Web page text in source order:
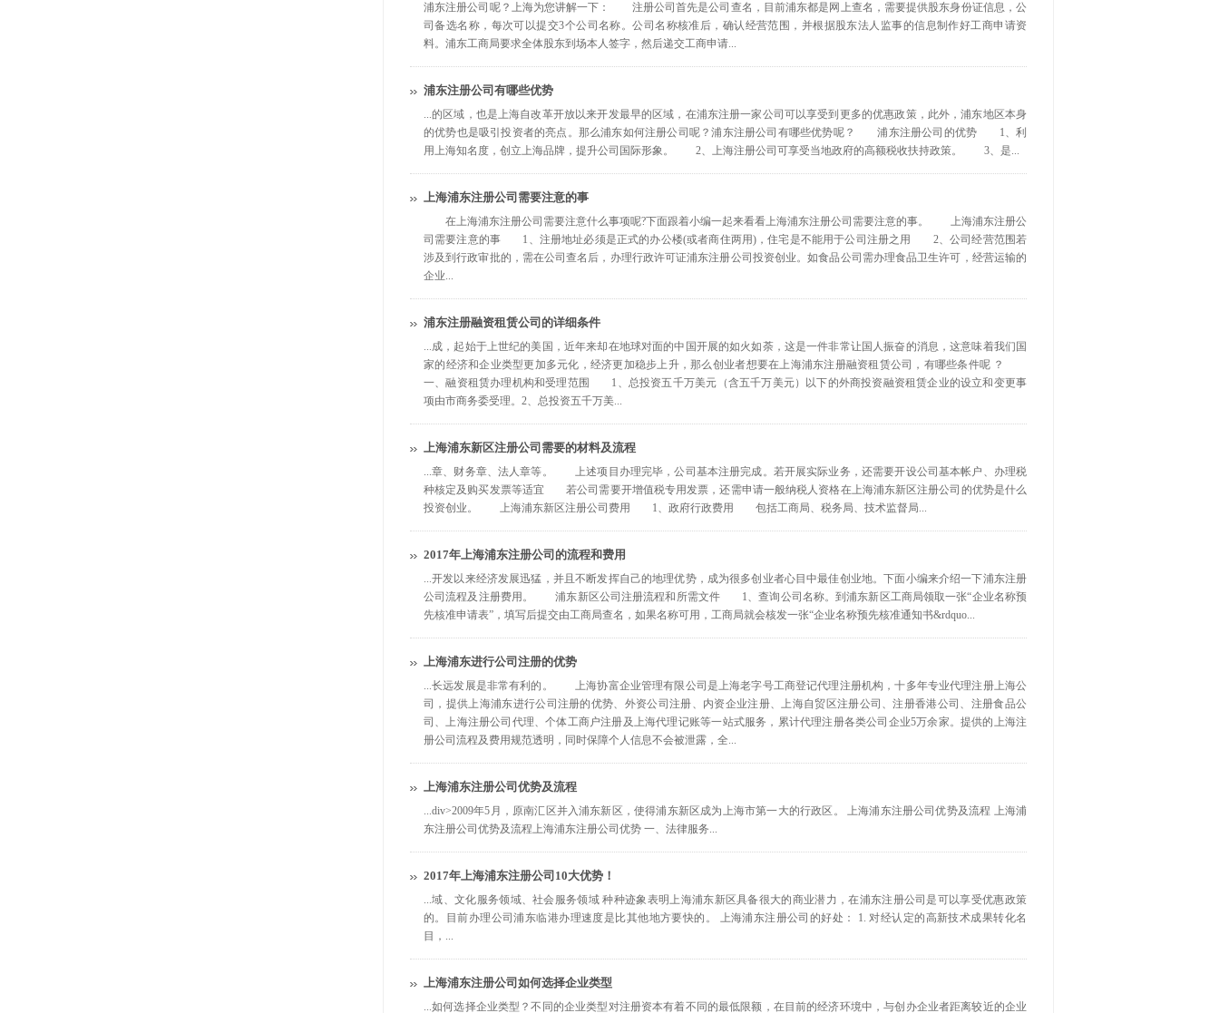
浦东注册公司呢？上海为您讲解一下： 注册公司首先是公司查名，目前浦东都是网上查名，需要提供股东身份证信息，公
司备选名称，每次可以提交3个公司名称。公司名称核准后，确认经营范围，并根据股东法人监事的信息制作好工商申请资
料。浦东工商局要求全体股东到场本人签字，然后递交工商申请...
浦东注册公司有哪些优势
...的区域，也是上海自改革开放以来开发最早的区域，在浦东注册一家公司可以享受到更多的优惠政策，此外，浦东地区本身
的优势也是吸引投资者的亮点。那么浦东如何注册公司呢？浦东注册公司有哪些优势呢？ 浦东注册公司的优势 1、利
用上海知名度，创立上海品牌，提升公司国际形象。 2、上海注册公司可享受当地政府的高额税收扶持政策。 3、是...
上海浦东注册公司需要注意的事
在上海浦东注册公司需要注意什么事项呢?下面跟着小编一起来看看上海浦东注册公司需要注意的事。 上海浦东注册公
司需要注意的事 1、注册地址必须是正式的办公楼(或者商住两用)，住宅是不能用于公司注册之用 2、公司经营范围若
涉及到行政审批的，需在公司查名后，办理行政许可证浦东注册公司投资创业。如食品公司需办理食品卫生许可，经营运输的
企业...
浦东注册融资租赁公司的详细条件
...成，起始于上世纪的美国，近年来却在地球对面的中国开展的如火如荼，这是一件非常让国人振奋的消息，这意味着我们国
家的经济和企业类型更加多元化，经济更加稳步上升，那么创业者想要在上海浦东注册融资租赁公司，有哪些条件呢 ？
一、融资租赁办理机构和受理范围 1、总投资五千万美元（含五千万美元）以下的外商投资融资租赁企业的设立和变更事
项由市商务委受理。2、总投资五千万美...
上海浦东新区注册公司需要的材料及流程
...章、财务章、法人章等。 上述项目办理完毕，公司基本注册完成。若开展实际业务，还需要开设公司基本帐户、办理税
种核定及购买发票等适宜 若公司需要开增值税专用发票，还需申请一般纳税人资格在上海浦东新区注册公司的优势是什么
投资创业。 上海浦东新区注册公司费用 1、政府行政费用 包括工商局、税务局、技术监督局...
2017年上海浦东注册公司的流程和费用
...开发以来经济发展迅猛，并且不断发挥自己的地理优势，成为很多创业者心目中最佳创业地。下面小编来介绍一下浦东注册
公司流程及注册费用。 浦东新区公司注册流程和所需文件 1、查询公司名称。到浦东新区工商局领取一张“企业名称预
先核准申请表”，填写后提交由工商局查名，如果名称可用，工商局就会核发一张“企业名称预先核准通知书&rdquo...
上海浦东进行公司注册的优势
...长远发展是非常有利的。 上海协富企业管理有限公司是上海老字号工商登记代理注册机构，十多年专业代理注册上海公
司，提供上海浦东进行公司注册的优势、外资公司注册、内资企业注册、上海自贸区注册公司、注册香港公司、注册食品公
司、上海注册公司代理、个体工商户注册及上海代理记账等一站式服务，累计代理注册各类公司企业5万余家。提供的上海注
册公司流程及费用规范透明，同时保障个人信息不会被泄露，全...
上海浦东注册公司优势及流程
...div>2009年5月，原南汇区并入浦东新区，使得浦东新区成为上海市第一大的行政区。 上海浦东注册公司优势及流程 上海浦
东注册公司优势及流程上海浦东注册公司优势 一、法律服务...
2017年上海浦东注册公司10大优势！
...域、文化服务领域、社会服务领域 种种迹象表明上海浦东新区具备很大的商业潜力，在浦东注册公司是可以享受优惠政策
的。目前办理公司浦东临港办理速度是比其他地方要快的。 上海浦东注册公司的好处： 1. 对经认定的高新技术成果转化名
目，...
上海浦东注册公司如何选择企业类型
...如何选择企业类型？不同的企业类型对注册资本有着不同的最低限额，在目前的经济环境中，与创办企业者距离较近的企业